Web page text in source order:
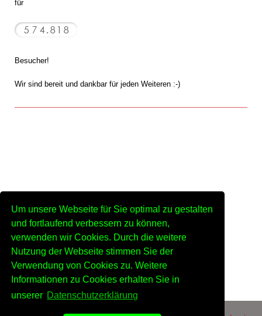
Um unsere Webseite für Sie optimal zu gestalten
und fortlaufend verbessern zu können,
verwenden wir Cookies. Durch die weitere
Nutzung der Webseite stimmen Sie der
Verwendung von Cookies zu. Weitere
Informationen zu Cookies erhalten Sie in
unserer Datenschutzerklärung
für
Besucher!
Wir sind bereit und dankbar für jeden Weiteren :-)
Bestensee, Pätz, Mittenwalde, Blankensee, Zossen, Dabendorf, Glienick,
Diepensee, Neue Mühle, Zeesen, Kablow, Senzig ..
12099, 12101, 12103, 12105, 12107, 12109, 12249, 12277, 12279, 12305, 12307,
12347, 12349, 12351, 12359, 14974, 14513, 14532, 15827, 15834, 15732, 15745,
15738, 15732, 15741, 17268, 15806, 15711, 15712 ..